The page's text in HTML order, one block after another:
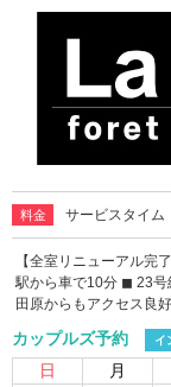
料金 サービスタイム
【全室リニュー
駅から車で10分 ◼︎ 23号
田原からもアク
カップルズ予約 イ
日 月